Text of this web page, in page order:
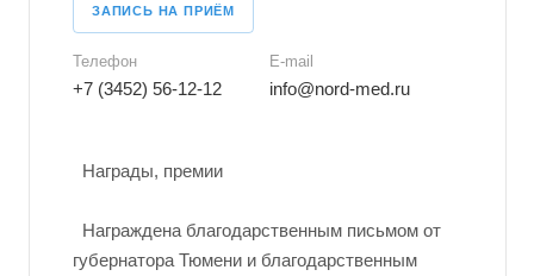
ЗАПИСЬ НА ПРИЁМ
Телефон
+7 (3452) 56-12-12
E-mail
info@nord-med.ru
Награды, премии
Награждена благодарственным письмом от
губернатора Тюмени и благодарственным